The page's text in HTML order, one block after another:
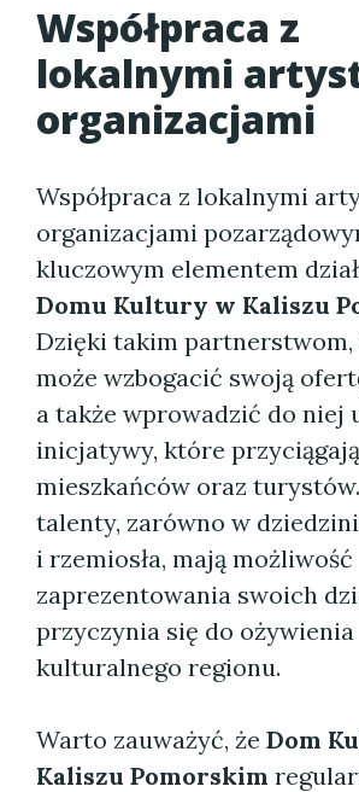
Współpraca z
lokalnymi
organizacjami
Współpraca z lokalnymi
organizacjami
kluczowym elementem
Domu Kultury w Kaliszu
Dzięki takim
może wzbogacić swoją
a także wprowadzić do niej
inicjatywy, które przyciągają
mieszkańców oraz
talenty, zarówno w
i rzemiosła, mają możliwość
zaprezentowania swoich
przyczynia się do ożywienia
kulturalnego regionu.
Warto zauważyć, że Dom
Kaliszu Pomorskim